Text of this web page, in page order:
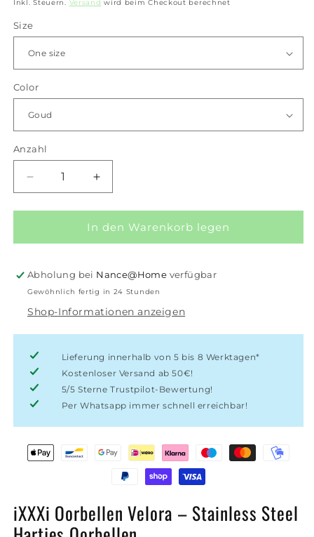
Inkl. Steuern. Versand wird beim Checkout berechnet
Size
Color
Anzahl
Anzahl
Verringere
die
Menge
iXXXi
Ear
studs
Erhöhe
die
Menge
für
iXXXi
Ear
studs
In den Warenkorb legen
Abholung bei Nance@Home verfügbar
Gewöhnlich fertig in 24 Stunden
Shop-Informationen anzeigen
Lieferung innerhalb von 5 bis 8 Werktagen*
Kostenloser Versand ab 50€!
5/5 Sterne Trustpilot-Bewertung!
Per Whatsapp immer schnell erreichbar!
iXXXi Oorbellen Velora – Stainless Steel